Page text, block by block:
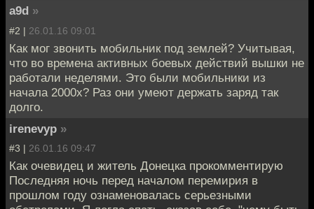
a9d »
#2 | 26.01.16 09:01
Как мог звонить мобильник под землей? Учитывая,
что во времена активных боевых действий вышки не
работали неделями. Это были мобильники из
начала 2000х? Раз они умеют держать заряд так
долго.
irenevyp »
#3 | 26.01.16 09:47
Как очевидец и житель Донецка прокомментирую
Последняя ночь перед началом перемирия в
прошлом году ознаменовалась серьезными